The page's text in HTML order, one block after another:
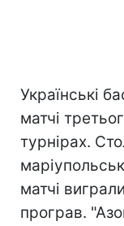
Українські
матчі
турнірах.
матчі
програв.